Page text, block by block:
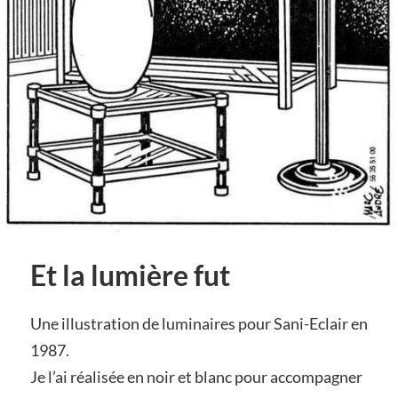
Et la lumière fut
Une illustration de luminaires pour Sani-Eclair en
1987.
Je l’ai réalisée en noir et blanc pour accompagner